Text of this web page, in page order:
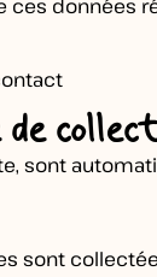
données
sont
sont